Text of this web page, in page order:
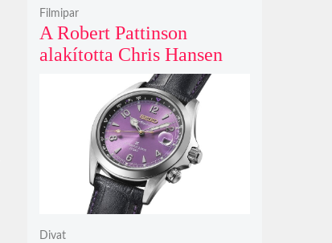
A Robert Pattinson
alakította Chris Hansen
sötét vadászatra indul a
Primetime előzetesében
Filmipar
Divat